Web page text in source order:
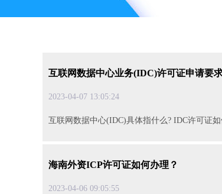
互联网数据中心业务(IDC)许可证申请要
2023-04-0713:05:24
互联网数据中心(IDC)具体指什么?IDC许可证
海南外资ICP许可证如何办理？
2023-04-0609:05:55